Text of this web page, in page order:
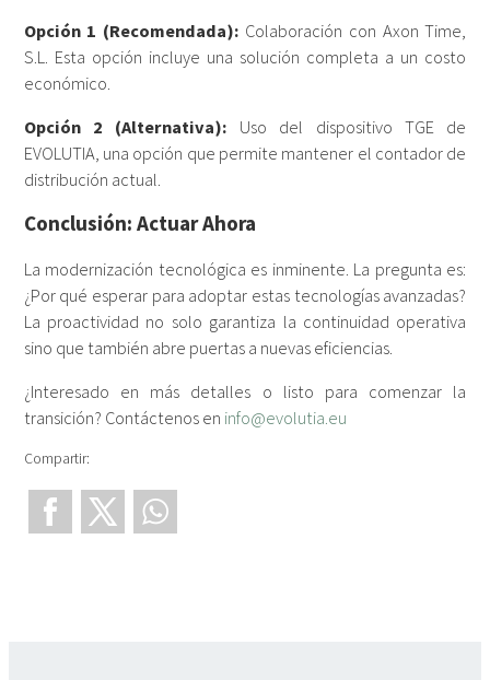
Opción 1 (Recomendada): Colaboración con Axon Time,
S.L. Esta opción incluye una solución completa a un costo
económico.
Opción 2 (Alternativa): Uso del dispositivo TGE de
EVOLUTIA, una opción que permite mantener el contador de
distribución actual.
Conclusión: Actuar Ahora
La modernización tecnológica es inminente. La pregunta es:
¿Por qué esperar para adoptar estas tecnologías avanzadas?
La proactividad no solo garantiza la continuidad operativa
sino que también abre puertas a nuevas eficiencias.
¿Interesado en más detalles o listo para comenzar la
transición? Contáctenos en info@evolutia.eu
Compartir: